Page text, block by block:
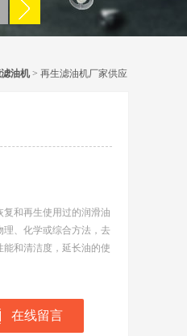
油机> 再生滤油机厂家供应
和再生使用过的润滑油
、化学或综合方法，去
能和清洁度，延长油的使
在线留言